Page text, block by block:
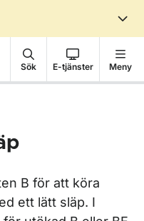
Sök E-tjänster Meny
B för att köra
ett lätt släp. I